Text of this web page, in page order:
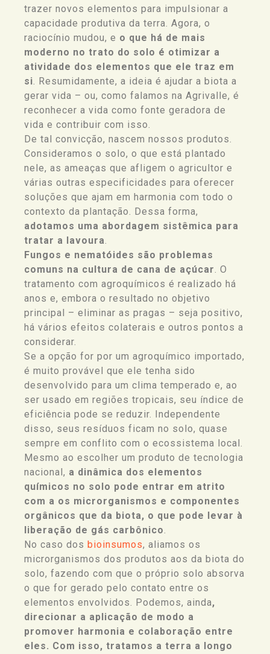
trazer novos elementos para impulsionar a
capacidade produtiva da terra. Agora, o
raciocínio mudou, e o que há de mais
moderno no trato do solo é otimizar a
atividade dos elementos que ele traz em
si. Resumidamente, a ideia é ajudar a biota a
gerar vida – ou, como falamos na Agrivalle, é
reconhecer a vida como fonte geradora de
vida e contribuir com isso.
De tal convicção, nascem nossos produtos.
Consideramos o solo, o que está plantado
nele, as ameaças que afligem o agricultor e
várias outras especificidades para oferecer
soluções que ajam em harmonia com todo o
contexto da plantação. Dessa forma,
adotamos uma abordagem sistêmica para
tratar a lavoura.
Fungos e nematóides são problemas
comuns na cultura de cana de açúcar. O
tratamento com agroquímicos é realizado há
anos e, embora o resultado no objetivo
principal – eliminar as pragas – seja positivo,
há vários efeitos colaterais e outros pontos a
considerar.
Se a opção for por um agroquímico importado,
é muito provável que ele tenha sido
desenvolvido para um clima temperado e, ao
ser usado em regiões tropicais, seu índice de
eficiência pode se reduzir. Independente
disso, seus resíduos ficam no solo, quase
sempre em conflito com o ecossistema local.
Mesmo ao escolher um produto de tecnologia
nacional, a dinâmica dos elementos
químicos no solo pode entrar em atrito
com a os microrganismos e componentes
orgânicos que da biota, o que pode levar à
liberação de gás carbônico.
No caso dos bioinsumos, aliamos os
microrganismos dos produtos aos da biota do
solo, fazendo com que o próprio solo absorva
o que for gerado pelo contato entre os
elementos envolvidos. Podemos, ainda,
direcionar a aplicação de modo a
promover harmonia e colaboração entre
eles. Com isso, tratamos a terra a longo